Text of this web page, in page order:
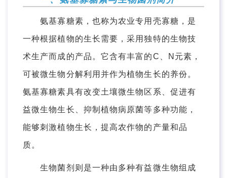
氨基寡糖素，也称为农业专用壳寡糖，是
一种根据植物的生长需要，采用独特的生物技
术生产而成的产品。它含有丰富的C、N元素，
可被微生物分解利用并作为植物生长的养份。
氨基寡糖素具有改变土壤微生物区系、促进有
益微生物生长、抑制植物病原菌等多种功能，
能够刺激植物生长，提高农作物的产量和品
质。
生物菌剂则是一种由多种有益微生物组成